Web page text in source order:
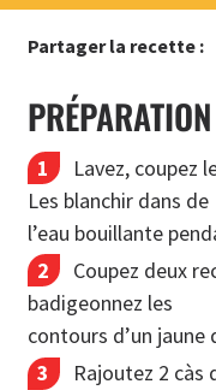
Partager la recette :
PRÉPARATION
Lavez, coupez
Les blanchir dans de
l’eau bouillante
Coupez deux
badigeonnez les
contours d’un jaune
Rajoutez 2 càs